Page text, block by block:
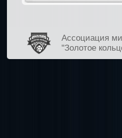
Ассоциация
"Золотое